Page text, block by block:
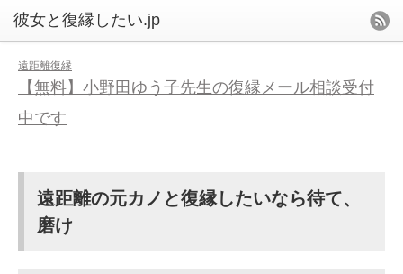
遠距離復縁
【無料】小野田ゆう子先生の復縁メール相談受付
中です
遠距離の元カノと復縁したいなら待て、
磨け